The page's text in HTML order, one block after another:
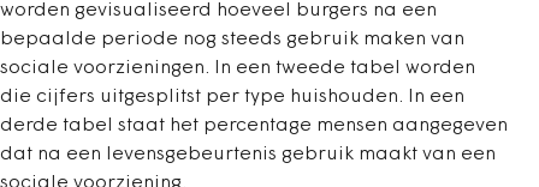
worden gevisualiseerd hoeveel burgers na een
bepaalde periode nog steeds gebruik maken van
sociale voorzieningen. In een tweede tabel worden
die cijfers uitgesplitst per type huishouden. In een
derde tabel staat het percentage mensen aangegeven
dat na een levensgebeurtenis gebruik maakt van een